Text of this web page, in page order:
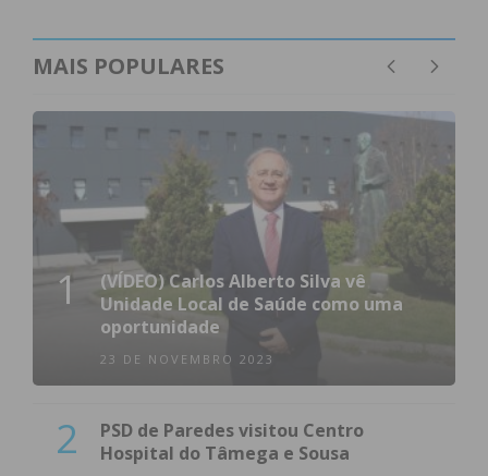
MAIS POPULARES
1
(VÍDEO) Carlos Alberto Silva vê
Unidade Local de Saúde como uma
oportunidade
23 DE NOVEMBRO 2023
2
PSD de Paredes visitou Centro
Hospital do Tâmega e Sousa